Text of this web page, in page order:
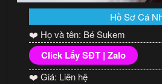
Hồ Sơ Cá
❤️ Họ và tên: Bé Sukem
Click Lấy SĐT | Zalo
❤️ Giá: Liên hệ